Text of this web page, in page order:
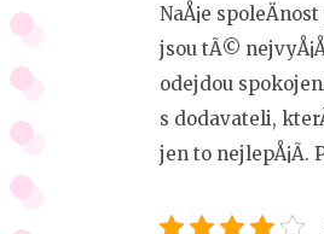
NaÅ¡e
jsou tÃ©
odejdou
s dodavateli,
jen to nejlepÅ¡Ã­.